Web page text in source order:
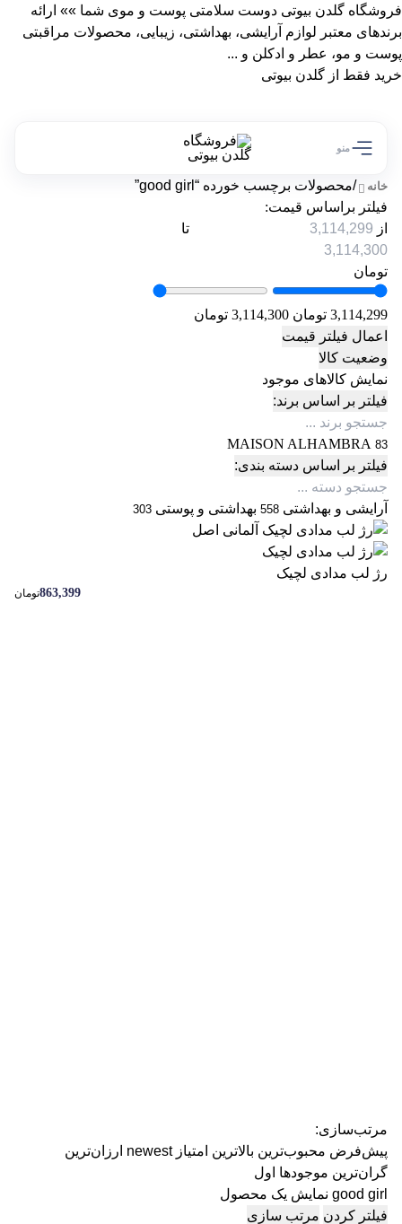
فروشگاه گلدن بیوتی دوست سلامتی پوست و موی شما »» ارائه
برندهای معتبر لوازم آرایشی، بهداشتی، زیبایی، محصولات مراقبتی
پوست و مو، عطر و ادکلن و ...
خرید فقط از گلدن بیوتی
منو
خانه /محصولات برچسب خورده “good girl”
فیلتر براساس قیمت:
از
تا
تومان
3,114,299 تومان
3,114,300 تومان
اعمال فیلتر قیمت
وضعیت کالا
نمایش کالاهای موجود
فیلتر بر اساس برند:
MAISON ALHAMBRA 83
فیلتر بر اساس دسته بندی:
آرایشی و بهداشتی 558 بهداشتی و پوستی 303
رژ لب مدادی لچیک
863,399تومان
مرتب‌سازی:
پیش‌فرض محبوب‌ترین بالاترین امتیاز newest ارزان‌ترین
گران‌ترین موجودها اول
good girl نمایش یک محصول
فیلتر کردن مرتب سازی